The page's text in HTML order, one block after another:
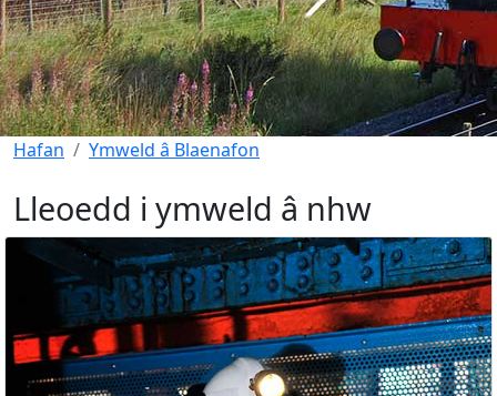
Hafan Ymweld â Blaenafon
Lleoedd i ymweld â nhw